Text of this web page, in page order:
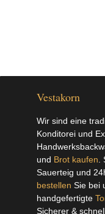
Vestakorn
Wir sind eine
Konditorei und
und Brot kaufen
Sauerteig und
bestellen Sie bei
handgefertigte
Sicherer &